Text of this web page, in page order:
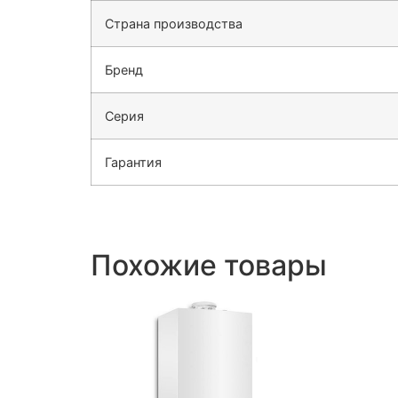
Страна производства
Бренд
Серия
Гарантия
Похожие товары